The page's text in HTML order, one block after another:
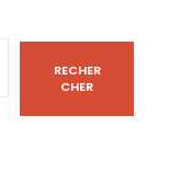
RECHER
CHER